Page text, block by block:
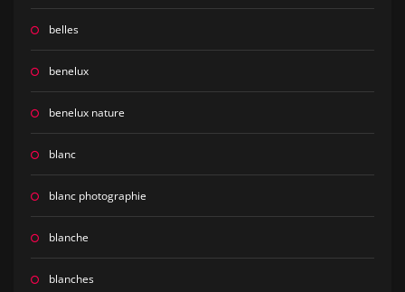
belles
benelux
benelux nature
blanc
blanc photographie
blanche
blanches